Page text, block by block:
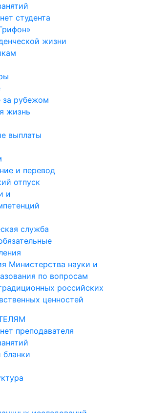
студента
жизни
за рубежом
жизнь
выплаты
и перевод
отпуск
и
служба
Министерства науки и
по вопросам
российских
ценностей
преподавателя